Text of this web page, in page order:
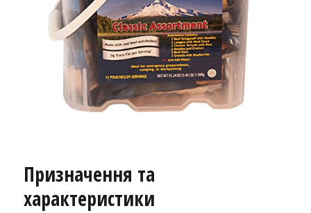
Призначення та
характеристики